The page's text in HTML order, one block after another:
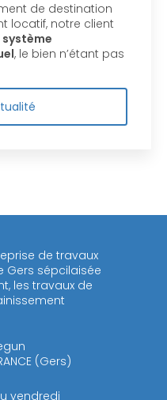
de destination
locatif, notre client
système
, le bien n’étant pas
de travaux
Gers sépcilaisée
les travaux de
(Gers)
vendredi